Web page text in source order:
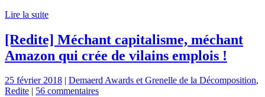
Lire la suite
[Redite] Méchant capitalisme, méchant
Amazon qui crée de vilains emplois !
25 février 2018 | Demaerd Awards et Grenelle de la Décomposition,
Redite | 56 commentaires